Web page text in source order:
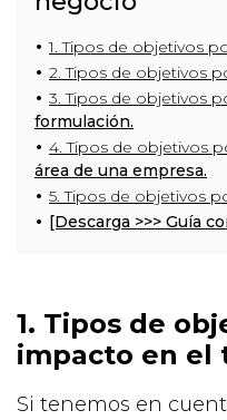
1. Tipos de objetivos
2. Tipos de objetivos
3. Tipos de objetivos
formulación.
4. Tipos de objetivos
área de una empresa.
5. Tipos de objetivos
[Descarga >>> Guía
1. Tipos de
impacto en el
Si tenemos en